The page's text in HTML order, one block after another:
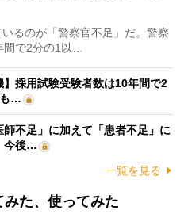
るのが「警察官不足」だ。警察
間で2分の1以…
】採用試験受験者数は10年間で2
…
師不足」に加えて「患者不足」に
今後…
一覧を見る
た、使ってみた